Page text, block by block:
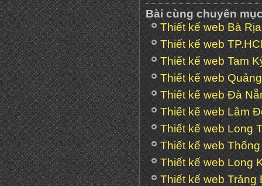
Bài cùng chuyên
Thiết kế web Bà
Thiết kế web
Thiết kế web Tam
Thiết kế web
Thiết kế web Đà
Thiết kế web Lâm
Thiết kế web Long
Thiết kế web
Thiết kế web Long
Thiết kế web Trảng